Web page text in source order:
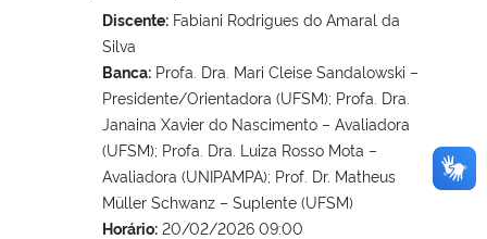
Discente: Fabiani Rodrigues do Amaral da
Silva
Banca: Profa. Dra. Mari Cleise Sandalowski –
Presidente/Orientadora (UFSM); Profa. Dra.
Janaina Xavier do Nascimento – Avaliadora
(UFSM); Profa. Dra. Luiza Rosso Mota –
Avaliadora (UNIPAMPA); Prof. Dr. Matheus
Müller Schwanz – Suplente (UFSM)
Horário: 20/02/2026 09:00